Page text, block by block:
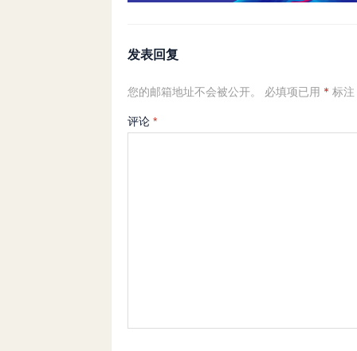
发表回复
您的邮箱地址不会被公开。 必填项已用 * 标注
评论 *